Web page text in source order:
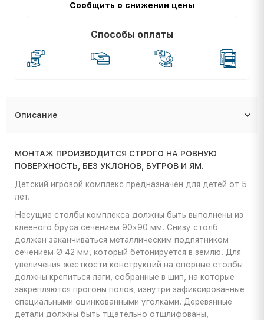
Сообщить о снижении цены
Способы оплаты
Описание
МОНТАЖ ПРОИЗВОДИТСЯ СТРОГО НА РОВНУЮ
ПОВЕРХНОСТЬ, БЕЗ УКЛОНОВ, БУГРОВ И ЯМ.
Детский игровой комплекс предназначен для детей от 5
лет.
Несущие столбы комплекса должны быть выполнены из
клееного бруса сечением 90х90 мм. Снизу столб
должен заканчиваться металлическим подпятником
сечением Ø 42 мм, который бетонируется в землю. Для
увеличения жесткости конструкций на опорные столбы
должны крепиться лаги, собранные в шип, на которые
закрепляются прогоны полов, изнутри зафиксированные
специальными оцинкованными уголками. Деревянные
детали должны быть тщательно отшлифованы,